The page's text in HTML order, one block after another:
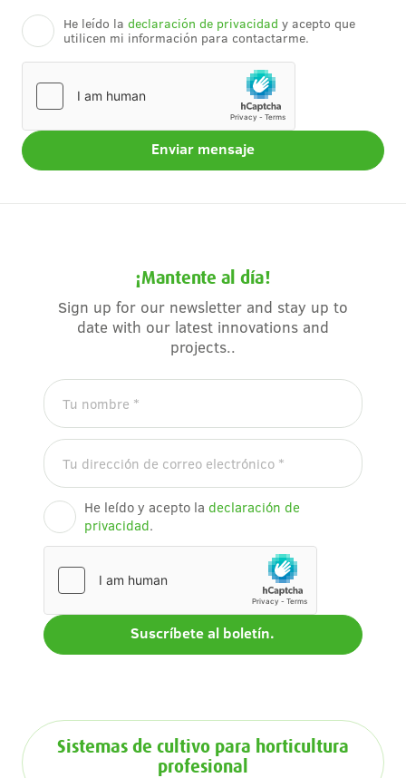
He leído la declaración de privacidad y acepto que
utilicen mi información para contactarme.
¡Mantente al día!
Sign up for our newsletter and stay up to
date with our latest innovations and
projects..
He leído y acepto la declaración de
privacidad.
Sistemas de cultivo para horticultura
profesional